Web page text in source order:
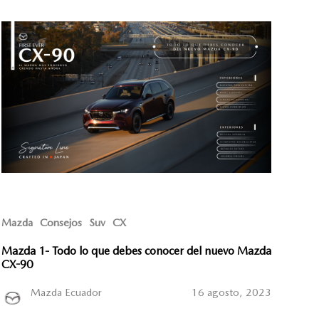
Mazda Consejos Suv CX
Mazda 1- Todo lo que debes conocer del nuevo Mazda
CX-90
Mazda Ecuador 16 agosto, 2023